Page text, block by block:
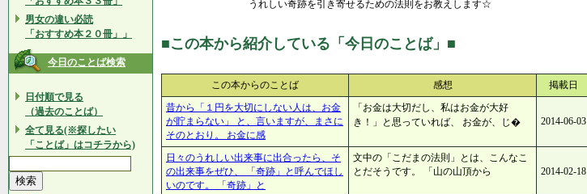
男女の違い必読
「おすすめ本２０冊」」
今日のことば検索
日付順で見る
（過去のことば）
全て見る(※探したい
「ことば」はコチラから)
うれしい奇跡を引き寄せるための法則をお教えします☆
■この本から紹介している「今日のことば」■
この本からのことば 感想
掲載日
昔から「１円を大切にしない人は、お金
が貯まらない」 と、言いますが、まさに
そのとおり。 お金に感
「お金は大切だし、私はお金が大好
き！」と思っていれば、 お金が、じ�
2014-06-03
日々のうれしい出来事に出合ったら、そ
の出来事をぜひ、 「奇跡」と呼んでほし
いのです。 「奇跡」と
文中の「こだまの法則」とは、こんなこ
とだそうです。 「山の山頂から
2014-02-18